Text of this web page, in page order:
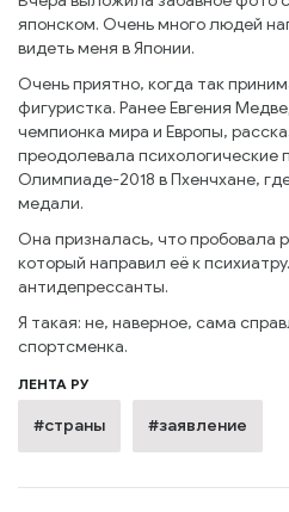
японском. Очень много людей
видеть меня в Японии.
Очень приятно, когда так
фигуристка. Ранее Евгения
чемпионка мира и Европы,
преодолевала психологические
Олимпиаде-2018 в Пхенчхане,
медали.
Она призналась, что пробовала
который направил её к
антидепрессанты.
Я такая: не, наверное, сама
спортсменка.
ЛЕНТА РУ
#страны #заявление